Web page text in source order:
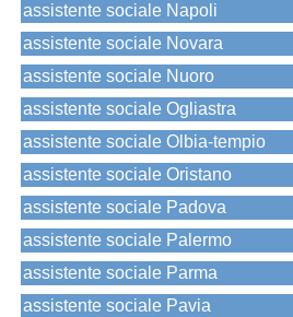
assistente sociale Napoli
assistente sociale Novara
assistente sociale Nuoro
assistente sociale Ogliastra
assistente sociale Olbia-tempio
assistente sociale Oristano
assistente sociale Padova
assistente sociale Palermo
assistente sociale Parma
assistente sociale Pavia